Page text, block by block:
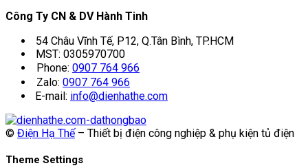
Công Ty CN & DV Hành Tinh
54 Châu Vĩnh Tế, P12, Q.Tân Bình, TP.HCM
MST: 0305970700
Phone: 0907 764 966
Zalo: 0907 764 966
E-mail: info@dienhathe.com
© Điện Hạ Thế– Thiết bị điện công nghiệp & phụ kiện tủ điện
Theme Settings